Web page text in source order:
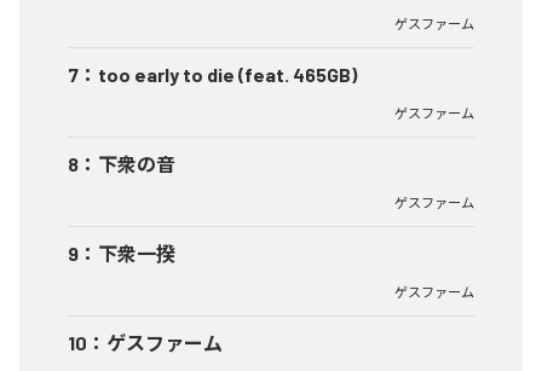
ゲスファーム
7 ： too early to die (feat. 465GB)
ゲスファーム
8 ： 下衆の音
ゲスファーム
9 ： 下衆一揆
ゲスファーム
10 ： ゲスファーム